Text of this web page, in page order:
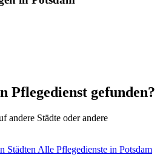
Pflegedienst gefunden?
andere Städte oder andere
Städten Alle Pflegedienste in Potsdam